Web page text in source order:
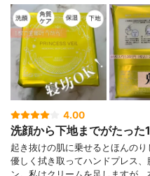
4.00
洗顔から下地までがたった
起き抜けの肌に乗せるとほんの
優しく拭き取ってハンドプレス